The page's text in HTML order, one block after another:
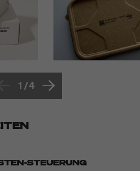
1 /4
STEUERUNG